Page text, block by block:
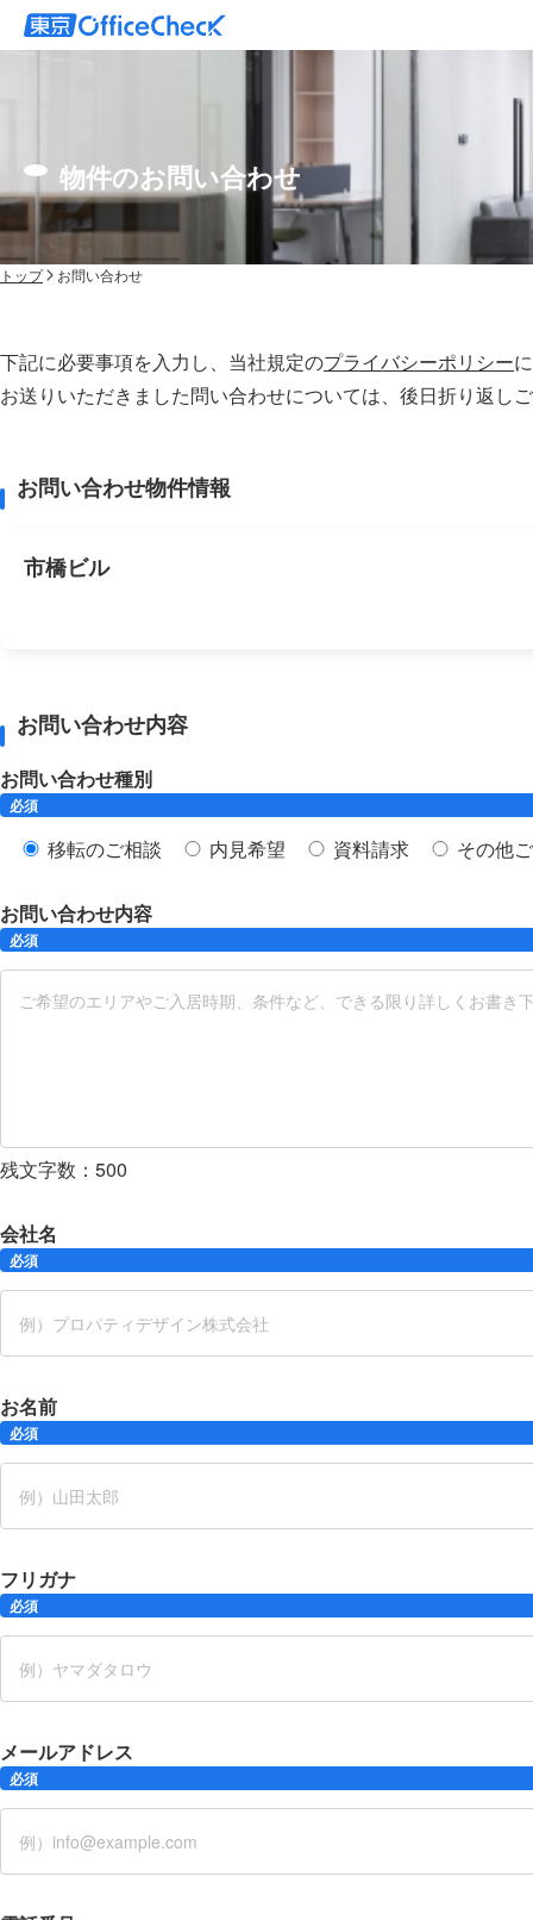
物件のお問い合わせ
トップ お問い合わせ
下記に必要事項を入力し、当社規定のプライバシーポリシー
お送りいただきました問い合わせについては、後⽇折り返し
お問い合わせ物件情報
市橋ビル
お問い合わせ内容
お問い合わせ種別
必須
移転のご相談 内見希望 資料請求 その他
お問い合わせ内容
必須
残文字数： 500
会社名
必須
お名前
必須
フリガナ
必須
メールアドレス
必須